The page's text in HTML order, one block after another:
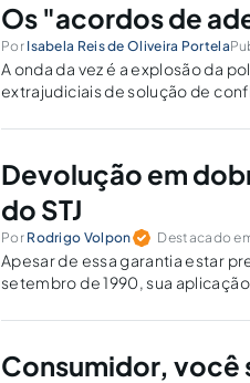
Os "acordos de
Por Isabela Reis de Oliveira Portela
A onda da vez é a explosão da
extrajudiciais de solução de
Devolução em
do STJ
Por Rodrigo Volpon Destacado
Apesar de essa garantia estar
setembro de 1990, sua
Consumidor, você